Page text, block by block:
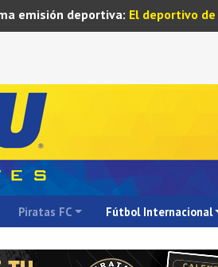
emisión deportiva: El deportivo
Piratas FC Fútbol Internacional